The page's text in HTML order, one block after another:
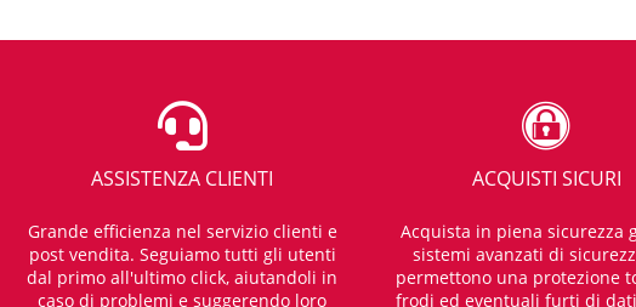
ASSISTENZA CLIENTI
Grande efficienza nel servizio clienti e
post vendita. Seguiamo tutti gli utenti
dal primo all'ultimo click, aiutandoli in
caso di problemi e suggerendo loro
ACQUISTI SICURI
Acquista in piena sicurezza
sistemi avanzati di
permettono una protezione
frodi ed eventuali furti di